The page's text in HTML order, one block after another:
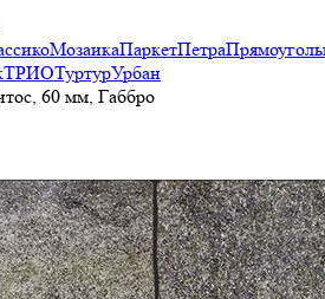
МозаикаПаркетПетра
ТРИОТуртурУрбан
60 мм, Габбро